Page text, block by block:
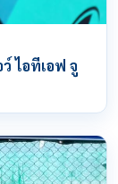
ไอทีเอฟ จู